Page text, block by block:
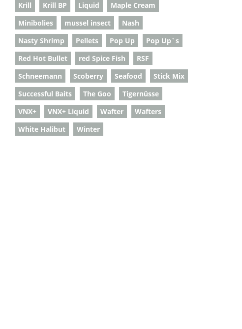
Krill
Krill BP Liquid
Maple Cream
Minibolies
mussel insect
Nash
Nasty Shrimp
Pellets Pop Up
Pop Up`s
Red Hot Bullet
red Spice Fish
RSF
Schneemann
Scoberry Seafood
Stick Mix
Successful Baits
The Goo
Tigernüsse
VNX+
VNX+ Liquid Wafter
Wafters
White Halibut
Winter